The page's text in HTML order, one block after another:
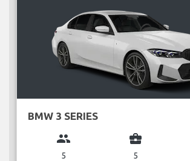
BMW 3 SERIES
group
5
business_center
5